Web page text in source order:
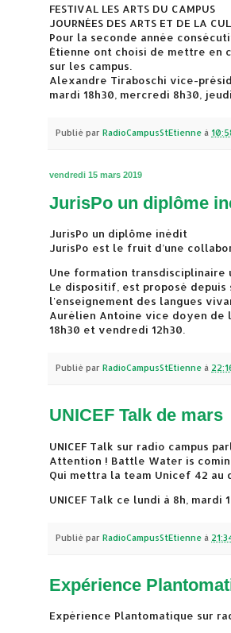
FESTIVAL LES ARTS DU CAMPUS
JOURNÉES DES ARTS ET DE LA
Pour la seconde année
Étienne ont choisi de mettre
sur les campus.
Alexandre Tiraboschi vice-
mardi 18h30, mercredi 8h30,
Publié par RadioCampusStEtienne à
vendredi 15 mars 2019
JurisPo un diplôme
JurisPo un diplôme inédit
JurisPo est le fruit d’une
Une formation transdisciplinaire
Le dispositif, est proposé
l'enseignement des langues
Aurélien Antoine vice doyen de
18h30 et vendredi 12h30.
Publié par RadioCampusStEtienne à
UNICEF Talk de mars
UNICEF Talk sur radio campus
Attention ! Battle Water is
Qui mettra la team Unicef 42 au
UNICEF Talk ce lundi à 8h, mardi
Publié par RadioCampusStEtienne à
Expérience
Expérience Plantomatique sur